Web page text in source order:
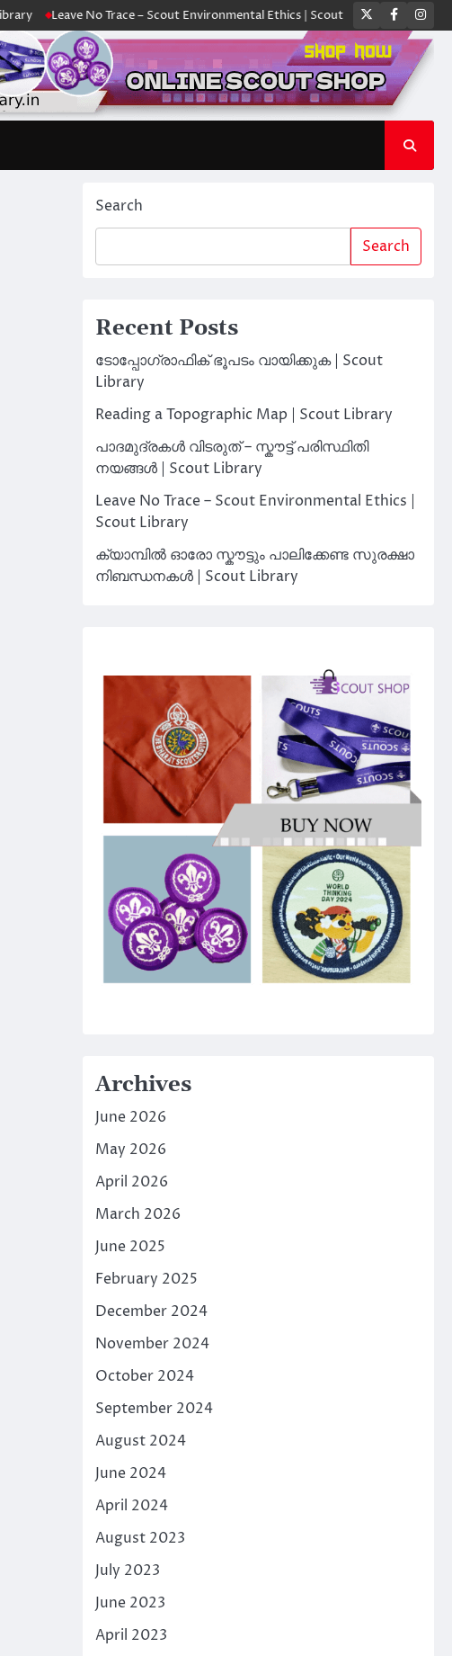
Leave No Trace – Scout Environmental Ethics | Scout Library ക്യാമ്പിൽ ഓരോ
Twitter
Search
Search
Recent Posts
ടോപ്പോഗ്രാഫിക് ഭൂപടം വായിക്കുക | Scout
Library
Reading a Topographic Map | Scout Library
പാദമുദ്രകൾ വിടരുത് – സ്കൗട്ട് പരിസ്ഥിതി
നയങ്ങൾ | Scout Library
Leave No Trace – Scout Environmental Ethics |
Scout Library
ക്യാമ്പിൽ ഓരോ സ്കൗട്ടും പാലിക്കേണ്ട സുരക്ഷാ
നിബന്ധനകൾ | Scout Library
Archives
June 2026
May 2026
April 2026
March 2026
June 2025
February 2025
December 2024
November 2024
October 2024
September 2024
August 2024
June 2024
April 2024
August 2023
July 2023
June 2023
April 2023